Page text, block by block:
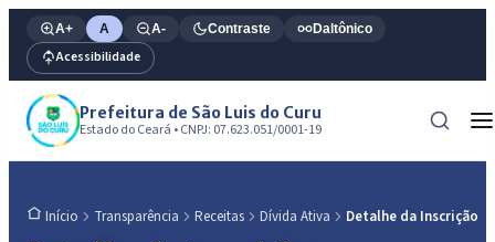
A+ A A- Contraste Daltônico
Acessibilidade
Prefeitura de São Luis do Curu
Estado do Ceará • CNPJ: 07.623.051/0001-19
Início Transparência Receitas Dívida Ativa Detalhe da Inscrição